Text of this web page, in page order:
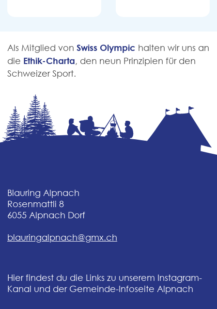
Als Mitglied von Swiss Olympic halten wir uns an
die Ethik-Charta, den neun Prinzipien für den
Schweizer Sport.
Blauring Alpnach
Rosenmattli 8
6055 Alpnach Dorf
blauringalpnach@gmx.ch
Hier findest du die Links zu unserem Instagram-
Kanal und der Gemeinde-Infoseite Alpnach